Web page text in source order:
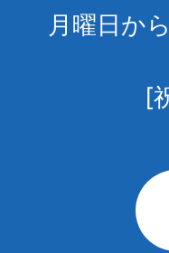
月曜日か
[